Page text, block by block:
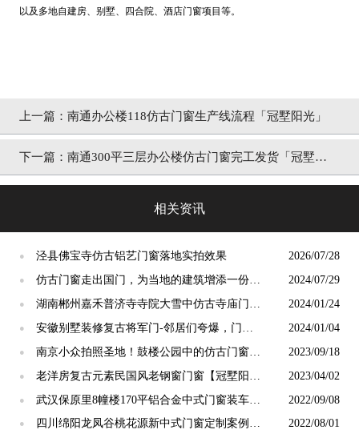
以及多地自建房、别墅、四合院、酒店门窗项目等。
上一篇： 南通办公楼118仿古门窗生产线流程「冠墅阳光」
下一篇： 南通300平三层办公楼仿古门窗完工发货「冠墅阳
相关资讯
● 泾县佛宝寺仿古铝艺门窗落地实拍效果 2026/07/28
●
仿古门窗走出国门，为当地的建筑增添一份独
特的东方韵味【冠墅阳光】
2024/07/29
●
湖南郴州嘉禾普济寺寺院大雪中仿古寺庙门窗
安装完工[冠墅阳光]
2024/01/24
●
安徽别墅装修复古将军门-邻居们夸爆，门面
一下子大不同！【冠墅阳光】
2024/01/04
●
南京小众拍照圣地！鼓楼公园中的仿古门窗，
秒回故宫【冠墅阳光】
2023/09/18
●
老洋房复古元素民国风老钢窗门窗【冠墅阳
光】
2023/04/02
●
武汉保原里8幢楼170平铝合金中式门窗装车发
货
2022/09/08
●
四川绵阳龙凤谷桃花源新中式门窗定制案例
2022/08/01